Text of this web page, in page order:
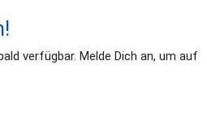
verfügbar. Melde Dich an, um auf